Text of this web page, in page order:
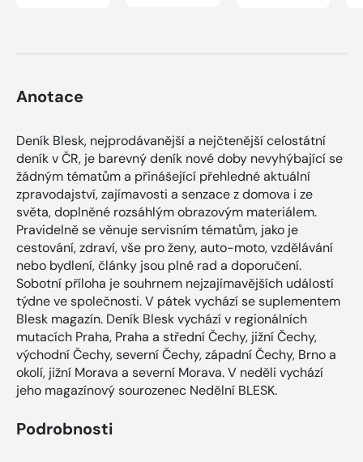
Anotace
Deník Blesk, nejprodávanější a nejčtenější celostátní
deník v ČR, je barevný deník nové doby nevyhýbající se
žádným tématům a přinášející přehledné aktuální
zpravodajství, zajímavosti a senzace z domova i ze
světa, doplněné rozsáhlým obrazovým materiálem.
Pravidelně se věnuje servisním tématům, jako je
cestování, zdraví, vše pro ženy, auto-moto, vzdělávání
nebo bydlení, články jsou plné rad a doporučení.
Sobotní příloha je souhrnem nejzajímavějších událostí
týdne ve společnosti. V pátek vychází se suplementem
Blesk magazín. Deník Blesk vychází v regionálních
mutacích Praha, Praha a střední Čechy, jižní Čechy,
východní Čechy, severní Čechy, západní Čechy, Brno a
okolí, jižní Morava a severní Morava. V neděli vychází
jeho magazínový sourozenec Nedělní BLESK.
Podrobnosti